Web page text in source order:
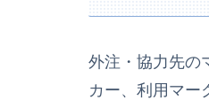
外注・協力先の
カー、利用マー